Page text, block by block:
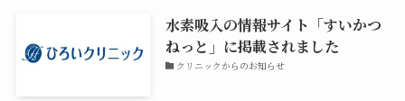
水素吸入の情報サイト「すいかつ
ねっと」に掲載されました
クリニックからのお知らせ